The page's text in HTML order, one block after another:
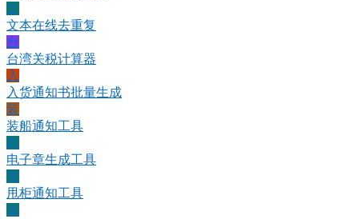
文
文本在线去重复
台
台湾关税计算器
入
入货通知书批量生成
装
装船通知工具
电
电子章生成工具
甩
甩柜通知工具
放